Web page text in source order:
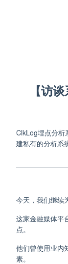
【访
ClkLog埋点分析
建私有的分析系
今天，我们继续
这家金融媒体平
点。
他们曾使用业内
素。